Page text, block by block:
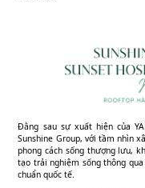
Đằng sau sự xuất hiện của
Sunshine Group, với tầm nhìn
phong cách sống thượng lưu,
tạo trải nghiệm sống thông
chuẩn quốc tế.